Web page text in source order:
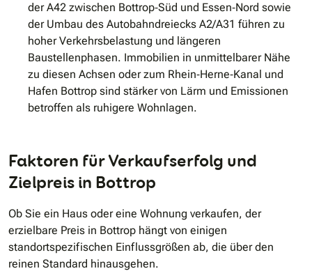
der A42 zwischen Bottrop‐Süd und Essen‐Nord sowie
der Umbau des Autobahndreiecks A2/A31 führen zu
hoher Verkehrsbelastung und längeren
Baustellenphasen. Immobilien in unmittelbarer Nähe
zu diesen Achsen oder zum Rhein‐Herne‐Kanal und
Hafen Bottrop sind stärker von Lärm und Emissionen
betroffen als ruhigere Wohnlagen.
Faktoren für Verkaufserfolg und
Zielpreis in Bottrop
Ob Sie ein Haus oder eine Wohnung verkaufen, der
erzielbare Preis in Bottrop hängt von einigen
standortspezifischen Einflussgrößen ab, die über den
reinen Standard hinausgehen.